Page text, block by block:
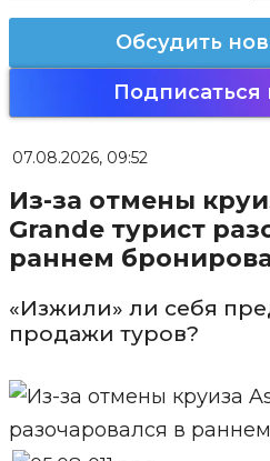
Обсудить
Подписаться
07.08.2026, 09:52
Из-за отмены
Grande турист
раннем
«Изжили» ли себя
продажи туров?